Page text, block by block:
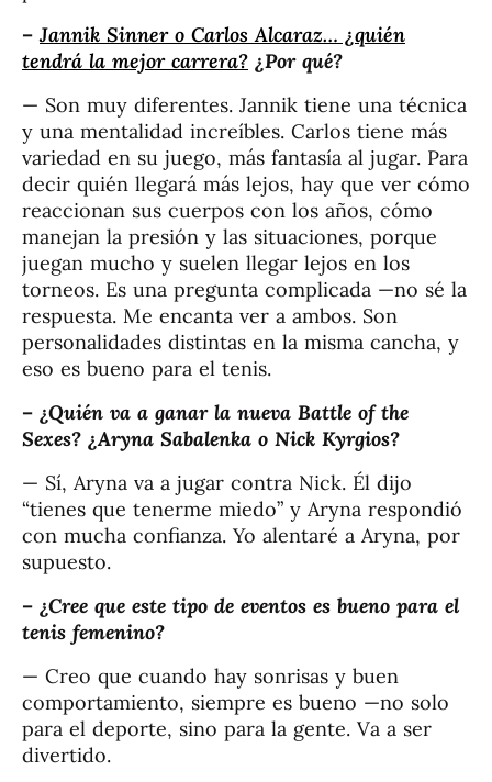
–Jannik Sinner o Carlos Alcaraz… ¿quién
tendrá la mejor carrera? ¿Por qué?
— Son muy diferentes. Jannik tiene una técnica
y una mentalidad increíbles. Carlos tiene más
variedad en su juego, más fantasía al jugar. Para
decir quién llegará más lejos, hay que ver cómo
reaccionan sus cuerpos con los años, cómo
manejan la presión y las situaciones, porque
juegan mucho y suelen llegar lejos en los
torneos. Es una pregunta complicada —no sé la
respuesta. Me encanta ver a ambos. Son
personalidades distintas en la misma cancha, y
eso es bueno para el tenis.
– ¿Quién va a ganar la nueva Battle of the
Sexes? ¿Aryna Sabalenka o Nick Kyrgios?
— Sí, Aryna va a jugar contra Nick. Él dijo
“tienes que tenerme miedo” y Aryna respondió
con mucha confianza. Yo alentaré a Aryna, por
supuesto.
– ¿Cree que este tipo de eventos es bueno para el
tenis femenino?
— Creo que cuando hay sonrisas y buen
comportamiento, siempre es bueno —no solo
para el deporte, sino para la gente. Va a ser
divertido.